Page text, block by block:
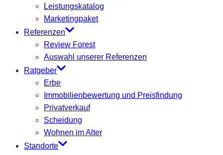
Leistungskatalog
Marketingpaket
Referenzen
Review Forest
Auswahl unserer Referenzen
Ratgeber
Erbe
Immobilienbewertung und Preisfindung
Privatverkauf
Scheidung
Wohnen im Alter
Standorte